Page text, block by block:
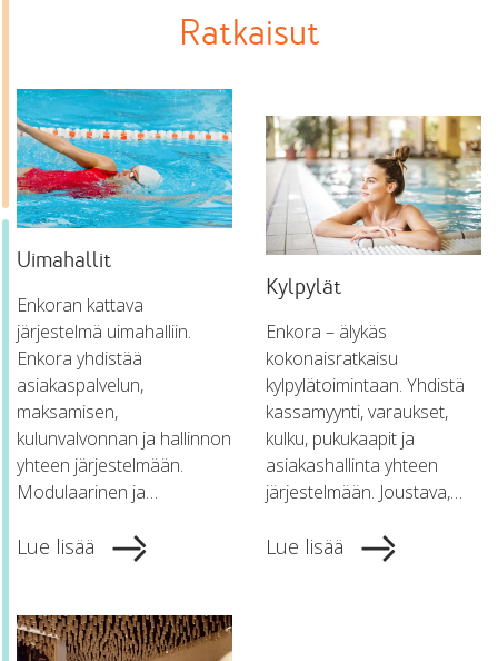
Ratkaisut
Uimahallit
Enkoran kattava
järjestelmä uimahalliin.
Enkora yhdistää
asiakaspalvelun,
maksamisen,
kulunvalvonnan ja hallinnon
yhteen järjestelmään.
Modulaarinen ja…
Lue lisää
Kylpylät
Enkora – älykäs
kokonaisratkaisu
kylpylätoimintaan. Yhdistä
kassamyynti, varaukset,
kulku, pukukaapit ja
asiakashallinta yhteen
järjestelmään. Joustava,…
Lue lisää